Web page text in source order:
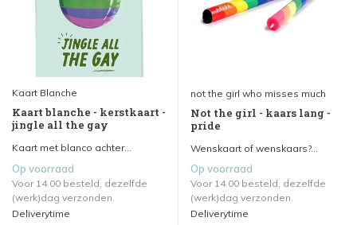
Kaart Blanche
Kaart blanche - kerstkaart -
jingle all the gay
Kaart met blanco achter...
Op voorraad
Voor 14.00 besteld, dezelfde
(werk)dag verzonden.
Deliverytime
not the girl who misses much
Not the girl - kaars lang -
pride
Wenskaart of wenskaars?...
Op voorraad
Voor 14.00 besteld, dezelfde
(werk)dag verzonden.
Deliverytime